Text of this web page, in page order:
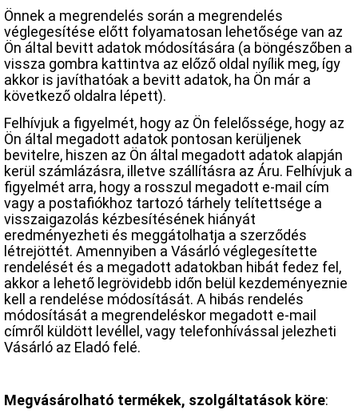
Önnek a megrendelés során a megrendelés
véglegesítése előtt folyamatosan lehetősége van az
Ön által bevitt adatok módosítására (a böngészőben a
vissza gombra kattintva az előző oldal nyílik meg, így
akkor is javíthatóak a bevitt adatok, ha Ön már a
következő oldalra lépett).
Felhívjuk a figyelmét, hogy az Ön felelőssége, hogy az
Ön által megadott adatok pontosan kerüljenek
bevitelre, hiszen az Ön által megadott adatok alapján
kerül számlázásra, illetve szállításra az Áru. Felhívjuk a
figyelmét arra, hogy a rosszul megadott e-mail cím
vagy a postafiókhoz tartozó tárhely telítettsége a
visszaigazolás kézbesítésének hiányát
eredményezheti és meggátolhatja a szerződés
létrejöttét. Amennyiben a Vásárló véglegesítette
rendelését és a megadott adatokban hibát fedez fel,
akkor a lehető legrövidebb időn belül kezdeményeznie
kell a rendelése módosítását. A hibás rendelés
módosítását a megrendeléskor megadott e-mail
címről küldött levéllel, vagy telefonhívással jelezheti
Vásárló az Eladó felé.
Megvásárolható termékek, szolgáltatások köre: